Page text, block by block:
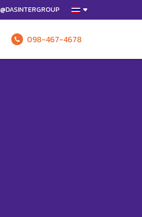
@DASINTERGROUP
098-467-4678